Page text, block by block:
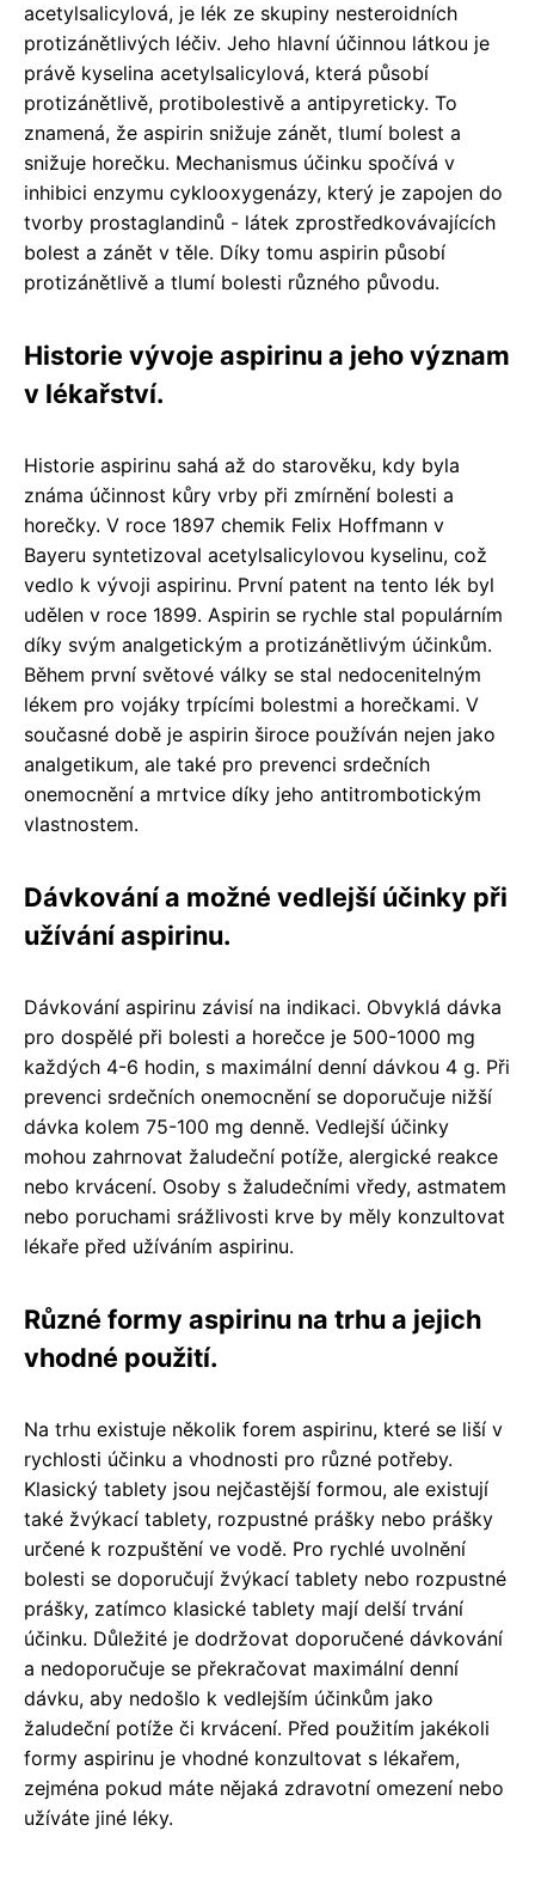
acetylsalicylová, je lék ze skupiny nesteroidních
protizánětlivých léčiv. Jeho hlavní účinnou látkou je
právě kyselina acetylsalicylová, která působí
protizánětlivě, protibolestivě a antipyreticky. To
znamená, že aspirin snižuje zánět, tlumí bolest a
snižuje horečku. Mechanismus účinku spočívá v
inhibici enzymu cyklooxygenázy, který je zapojen do
tvorby prostaglandinů - látek zprostředkovávajících
bolest a zánět v těle. Díky tomu aspirin působí
protizánětlivě a tlumí bolesti různého původu.
Historie vývoje aspirinu a jeho význam
v lékařství.
Historie aspirinu sahá až do starověku, kdy byla
známa účinnost kůry vrby při zmírnění bolesti a
horečky. V roce 1897 chemik Felix Hoffmann v
Bayeru syntetizoval acetylsalicylovou kyselinu, což
vedlo k vývoji aspirinu. První patent na tento lék byl
udělen v roce 1899. Aspirin se rychle stal populárním
díky svým analgetickým a protizánětlivým účinkům.
Během první světové války se stal nedocenitelným
lékem pro vojáky trpícími bolestmi a horečkami. V
současné době je aspirin široce používán nejen jako
analgetikum, ale také pro prevenci srdečních
onemocnění a mrtvice díky jeho antitrombotickým
vlastnostem.
Dávkování a možné vedlejší účinky při
užívání aspirinu.
Dávkování aspirinu závisí na indikaci. Obvyklá dávka
pro dospělé při bolesti a horečce je 500-1000 mg
každých 4-6 hodin, s maximální denní dávkou 4 g. Při
prevenci srdečních onemocnění se doporučuje nižší
dávka kolem 75-100 mg denně. Vedlejší účinky
mohou zahrnovat žaludeční potíže, alergické reakce
nebo krvácení. Osoby s žaludečními vředy, astmatem
nebo poruchami srážlivosti krve by měly konzultovat
lékaře před užíváním aspirinu.
Různé formy aspirinu na trhu a jejich
vhodné použití.
Na trhu existuje několik forem aspirinu, které se liší v
rychlosti účinku a vhodnosti pro různé potřeby.
Klasický tablety jsou nejčastější formou, ale existují
také žvýkací tablety, rozpustné prášky nebo prášky
určené k rozpuštění ve vodě. Pro rychlé uvolnění
bolesti se doporučují žvýkací tablety nebo rozpustné
prášky, zatímco klasické tablety mají delší trvání
účinku. Důležité je dodržovat doporučené dávkování
a nedoporučuje se překračovat maximální denní
dávku, aby nedošlo k vedlejším účinkům jako
žaludeční potíže či krvácení. Před použitím jakékoli
formy aspirinu je vhodné konzultovat s lékařem,
zejména pokud máte nějaká zdravotní omezení nebo
užíváte jiné léky.